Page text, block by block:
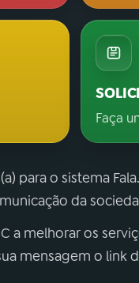
Faça
para o sistema
da
a melhorar os
mensagem o link